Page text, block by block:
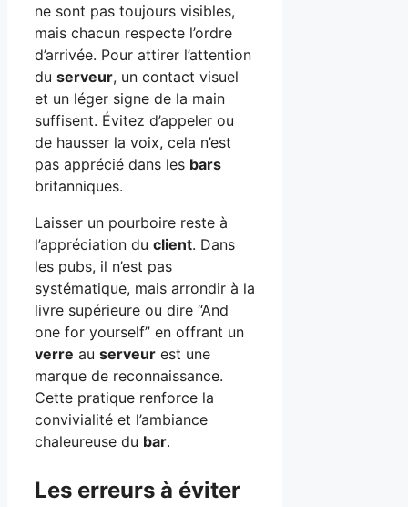
ne sont pas toujours visibles,
mais chacun respecte l’ordre
d’arrivée. Pour attirer l’attention
du serveur, un contact visuel
et un léger signe de la main
suffisent. Évitez d’appeler ou
de hausser la voix, cela n’est
pas apprécié dans les bars
britanniques.
Laisser un pourboire reste à
l’appréciation du client. Dans
les pubs, il n’est pas
systématique, mais arrondir à la
livre supérieure ou dire “And
one for yourself” en offrant un
verre au serveur est une
marque de reconnaissance.
Cette pratique renforce la
convivialité et l’ambiance
chaleureuse du bar.
Les erreurs à éviter